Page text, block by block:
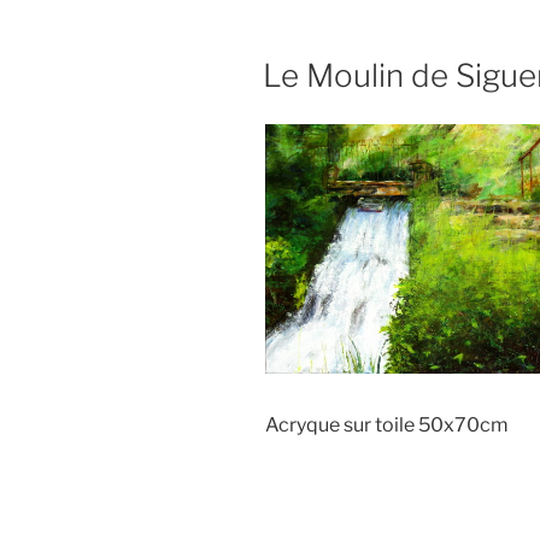
Le Moulin de
Acryque sur toile 50x70cm